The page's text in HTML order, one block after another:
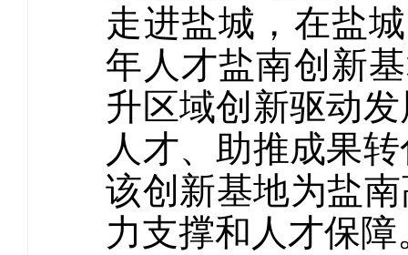
走进盐城，在盐
年人才盐南创新
升区域创新驱动
人才、助推成果
该创新基地为盐
力支撑和人才保障